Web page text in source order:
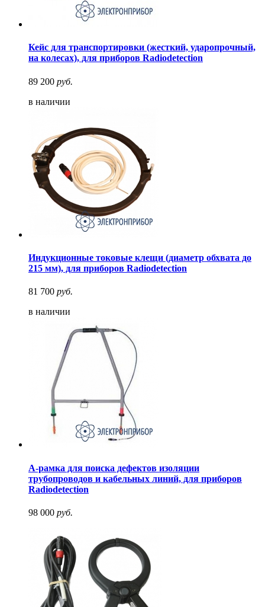
Кейс для транспортировки (жесткий, ударопрочный,
на колесах), для приборов Radiodetection
89 200 руб.
в наличии
Индукционные токовые клещи (диаметр обхвата до
215 мм), для приборов Radiodetection
81 700 руб.
в наличии
А-рамка для поиска дефектов изоляции
трубопроводов и кабельных линий, для приборов
Radiodetection
98 000 руб.